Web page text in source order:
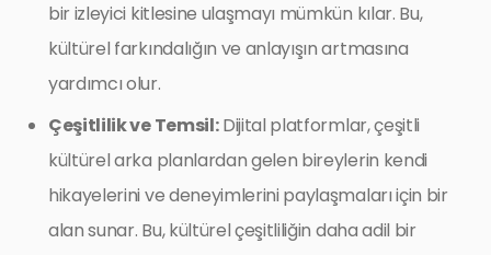
bir izleyici kitlesine ulaşmayı mümkün kılar. Bu,
kültürel farkındalığın ve anlayışın artmasına
yardımcı olur.
Çeşitlilik ve Temsil:Dijital platformlar, çeşitli
kültürel arka planlardan gelen bireylerin kendi
hikayelerini ve deneyimlerini paylaşmaları için bir
alan sunar. Bu, kültürel çeşitliliğin daha adil bir